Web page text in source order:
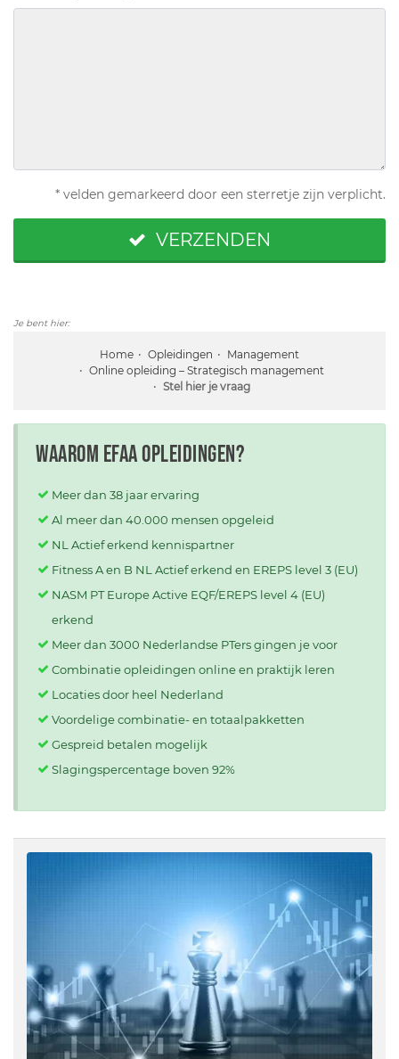
* velden gemarkeerd door een sterretje zijn verplicht.
VERZENDEN
Je bent hier:
Home Opleidingen
Management
Online opleiding – Strategisch management
Stel hier je vraag
Waarom EFAA opleidingen?
Meer dan 38 jaar ervaring
Al meer dan 40.000 mensen opgeleid
NL Actief erkend kennispartner
Fitness A en B NL Actief erkend en EREPS level 3 (EU)
NASM PT Europe Active EQF/EREPS level 4 (EU)
erkend
Meer dan 3000 Nederlandse PTers gingen je voor
Combinatie opleidingen online en praktijk leren
Locaties door heel Nederland
Voordelige combinatie- en totaalpakketten
Gespreid betalen mogelijk
Slagingspercentage boven 92%